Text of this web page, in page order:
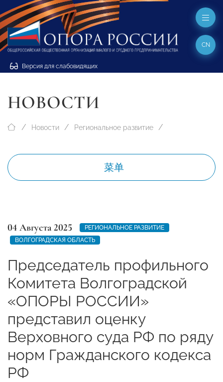
Версия для слабовидящих
CN
НОВОСТИ
Новости Региональное развитие
菜单
04 Августа 2025
РЕГИОНАЛЬНОЕ РАЗВИТИЕ
ВОЛГОГРАДСКАЯ ОБЛАСТЬ
Председатель профильного
Комитета Волгоградской
«ОПОРЫ РОССИИ»
представил оценку
Верховного суда РФ по ряду
норм Гражданского кодекса
РФ